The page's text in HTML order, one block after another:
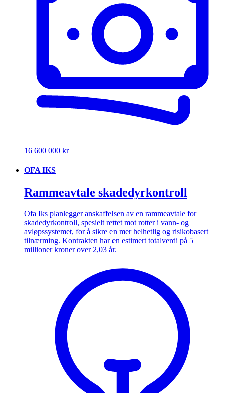
16 600 000 kr
OFA IKS
Rammeavtale skadedyrkontroll
Ofa Iks planlegger anskaffelsen av en rammeavtale for
skadedyrkontroll, spesielt rettet mot rotter i vann- og
avløpssystemet, for å sikre en mer helhetlig og risikobasert
tilnærming. Kontrakten har en estimert totalverdi på 5
millioner kroner over 2,03 år.